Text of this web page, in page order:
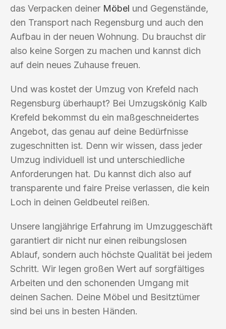
das Verpacken deiner Möbel und Gegenstände,
den Transport nach Regensburg und auch den
Aufbau in der neuen Wohnung. Du brauchst dir
also keine Sorgen zu machen und kannst dich
auf dein neues Zuhause freuen.
Und was kostet der Umzug von Krefeld nach
Regensburg überhaupt? Bei Umzugskönig Kalb
Krefeld bekommst du ein maßgeschneidertes
Angebot, das genau auf deine Bedürfnisse
zugeschnitten ist. Denn wir wissen, dass jeder
Umzug individuell ist und unterschiedliche
Anforderungen hat. Du kannst dich also auf
transparente und faire Preise verlassen, die kein
Loch in deinen Geldbeutel reißen.
Unsere langjährige Erfahrung im Umzuggeschäft
garantiert dir nicht nur einen reibungslosen
Ablauf, sondern auch höchste Qualität bei jedem
Schritt. Wir legen großen Wert auf sorgfältiges
Arbeiten und den schonenden Umgang mit
deinen Sachen. Deine Möbel und Besitztümer
sind bei uns in besten Händen.